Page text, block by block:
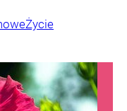
Życie